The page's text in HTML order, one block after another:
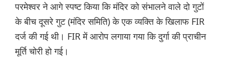
परमेश्वर ने आगे स्पष्ट किया कि मंदिर को संभालने वाले दो गुटों
के बीच दूसरे गुट (मंदिर समिति) के एक व्यक्ति के खिलाफ FIR
दर्ज की गई थी। FIR में आरोप लगाया गया कि दुर्गा की प्राचीन
मूर्ति चोरी हो गई।